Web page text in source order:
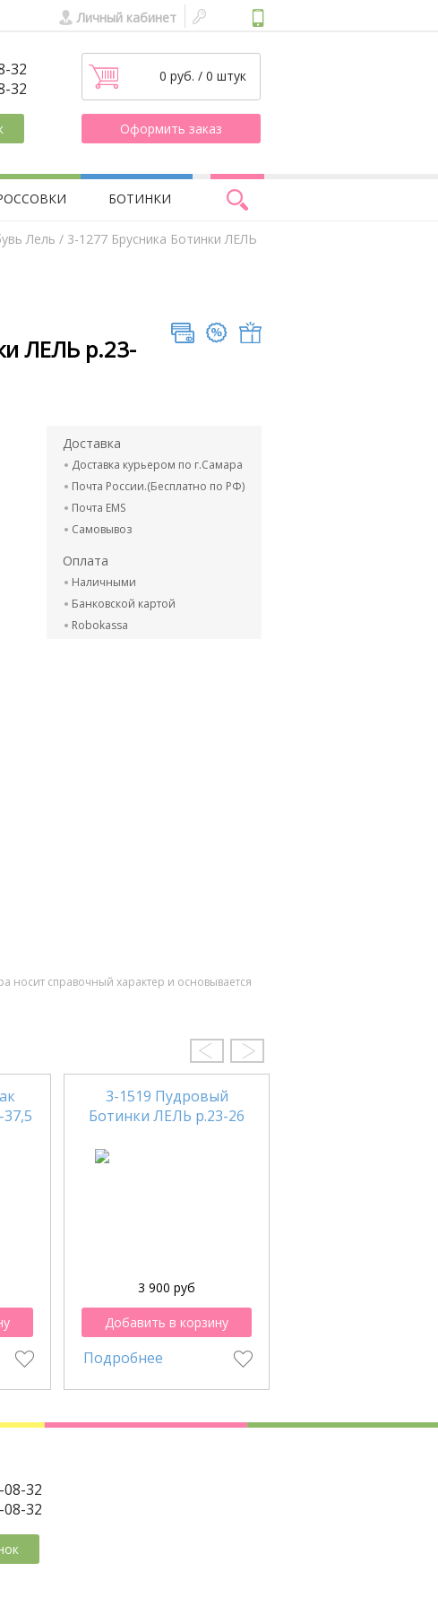
Личный кабинет
32
32
0 руб. / 0 штук
Оформить заказ
БОТИНКИ
Лель / 3-1277 Брусника Ботинки ЛЕЛЬ
ЛЕЛЬ р.23-
Доставка
Доставка курьером по г.Самара
Почта России.(Бесплатно по РФ)
Почта EMS
Самовывоз
Оплата
Наличными
Банковской картой
Robokassa
носит справочный характер и основывается
3-1519 Пудровый
Ботинки ЛЕЛЬ р.23-26
3 900 руб
Добавить в корзину
Подробнее
08-32
08-32